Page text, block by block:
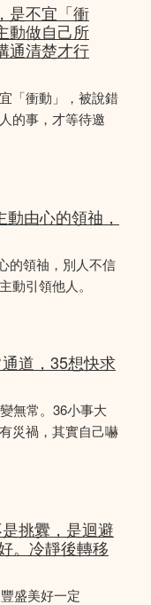
是不宜「衝
動做自己所
通清楚才行
「衝動」，被說錯
的事，才等待邀
由心的領䄂，
的領䄂，別人不信
動引領他人。
道，35想快求
無常。36小事大
災禍，其實自己嚇
挑釁，是迴避
。冷靜後轉移
盛美好一定